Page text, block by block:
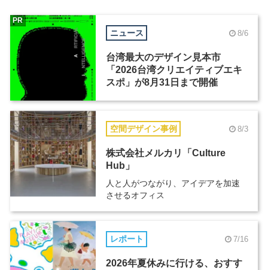
ニュース 8/6
台湾最大のデザイン見本市
「2026台湾クリエイティブエキ
スポ」が8月31日まで開催
PR
空間デザイン事例 8/3
株式会社メルカリ「Culture
Hub」
人と人がつながり、アイデアを加速
させるオフィス
レポート 7/16
2026年夏休みに行ける、おすす